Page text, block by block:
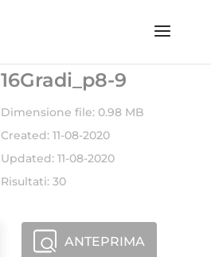
16Gradi_p8-9
Dimensione file: 0.98 MB
Created: 11-08-2020
Updated: 11-08-2020
Risultati: 30
ANTEPRIMA